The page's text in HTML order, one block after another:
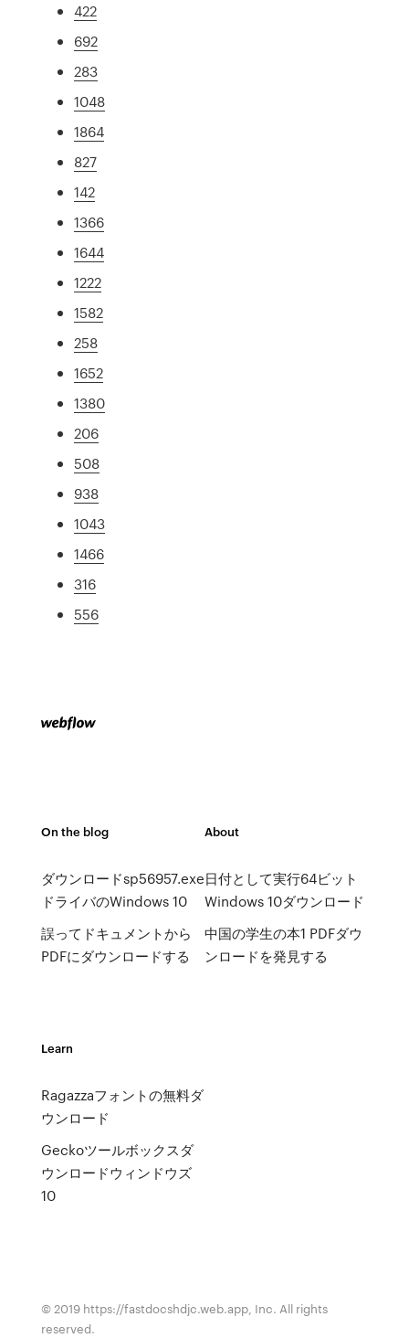
422
692
283
1048
1864
827
142
1366
1644
1222
1582
258
1652
1380
206
508
938
1043
1466
316
556
On the blog
ダウンロードsp56957.exe
ドライバのWindows 10
誤ってドキュメントから
PDFにダウンロードする
About
日付として実行64ビット
Windows 10ダウンロード
中国の学生の本1 PDFダウ
ンロードを発見する
Learn
Ragazzaフォントの無料ダ
ウンロード
Geckoツールボックスダ
ウンロードウィンドウズ
10
© 2019 https://fastdocshdjc.web.app, Inc. All rights
reserved.